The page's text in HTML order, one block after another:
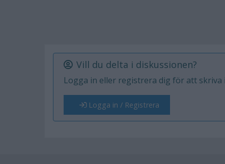
Vill du delta i diskussionen?
Logga in eller registrera dig för att skriva
Logga in / Registrera